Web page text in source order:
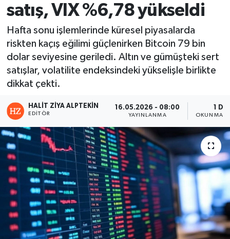
satış, VIX %6,78 yükseldi
Hafta sonu işlemlerinde küresel piyasalarda
riskten kaçış eğilimi güçlenirken Bitcoin 79 bin
dolar seviyesine geriledi. Altın ve gümüşteki sert
satışlar, volatilite endeksindeki yükselişle birlikte
dikkat çekti.
HALIT ZIYA ALPTEKIN
EDITÖR
16.05.2026 - 08:00
YAYINLANMA
1 DK
OKUNMA